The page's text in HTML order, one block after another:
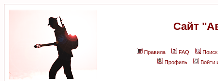
Сайт
Правила FAQ
Поиск
Профиль
Войти